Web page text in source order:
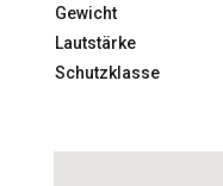
Gewicht
Lautstärke
Schutzklasse